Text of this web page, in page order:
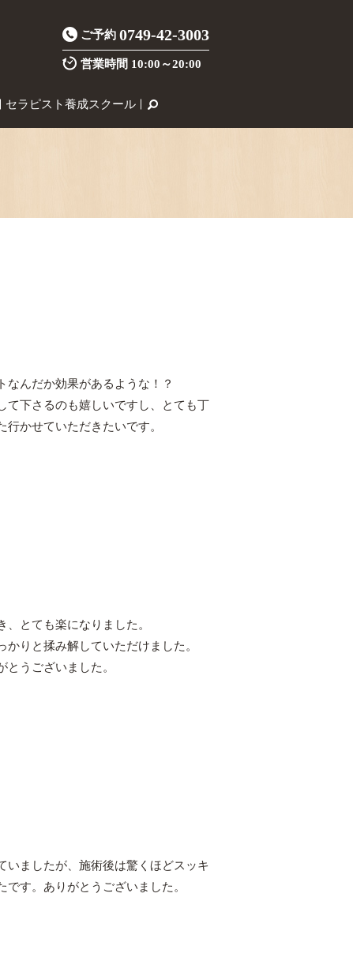
ご予約 0749-42-3003
営業時間 10:00～20:00
セラピスト養成スクール
んだか効果があるような！？
て下さるのも嬉しいですし、とても丁
かせていただきたいです。
とても楽になりました。
りと揉み解していただけました。
うございました。
いましたが、施術後は驚くほどスッキ
す。ありがとうございました。